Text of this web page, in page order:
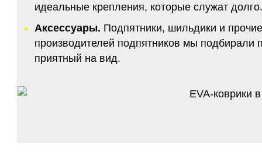
идеальные крепления, которые служат
Аксессуары. Подпятники, шильдики и
производителей подпятников мы подбирали
приятный на вид.